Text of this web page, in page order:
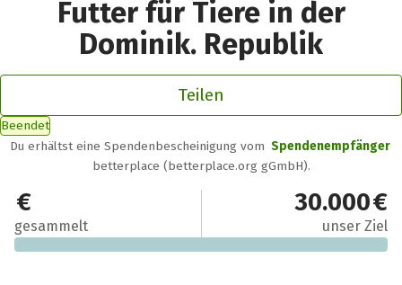
Futter für Tiere in der
Dominik. Republik
Teilen
Beendet
Du erhältst eine Spendenbescheinigung vom Spendenempfänger
betterplace (betterplace.org gGmbH).
0 €
gesammelt
30.000 €
unser Ziel